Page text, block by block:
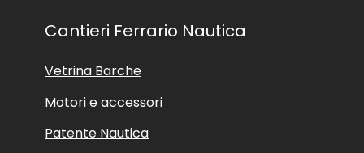
Cantieri Ferrario Nautica
Vetrina Barche
Motori e accessori
Patente Nautica